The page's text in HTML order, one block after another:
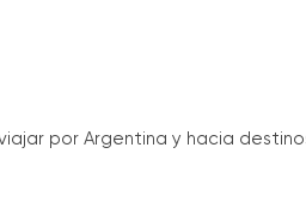
por Argentina y hacia